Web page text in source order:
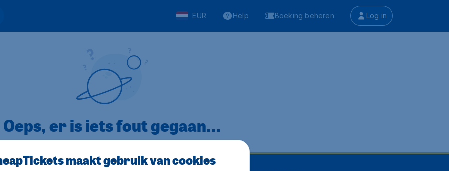
EUR Help Boeking beheren Log in
Oeps, er is iets fout gegaan...
maakt gebruik van cookies